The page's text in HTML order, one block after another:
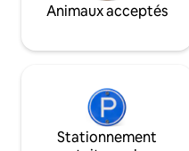
Animaux acceptés
Stationnement